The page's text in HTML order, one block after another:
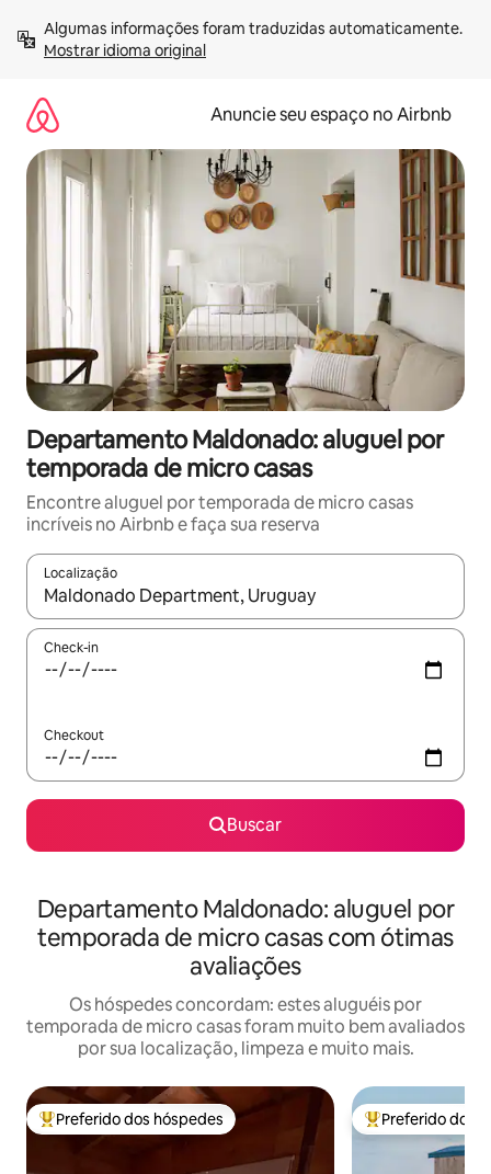
para
Mostrar idioma original
Anuncie seu espaço no Airbnb
Departamento Maldonado: aluguel por
temporada de micro casas
Encontre aluguel por temporada de micro casas
incríveis no Airbnb e faça sua reserva
Localização
Quando os resultados estiverem disponíveis, explore-os
Check-in
Checkout
Buscar
Departamento Maldonado: aluguel por
temporada de micro casas com ótimas
avaliações
Os hóspedes concordam: estes aluguéis por
temporada de micro casas foram muito bem avaliados
por sua localização, limpeza e muito mais.
Entre os melhores preferidos dos hóspedes
Preferido dos hóspedes Entre os
Preferido dos